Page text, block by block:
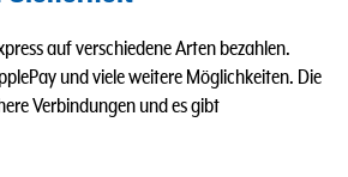
auf verschiedene Arten bezahlen.
und viele weitere Möglichkeiten. Die
Verbindungen und es gibt